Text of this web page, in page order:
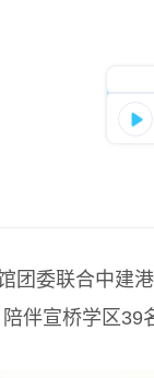
委联合中建港
伴宣桥学区39